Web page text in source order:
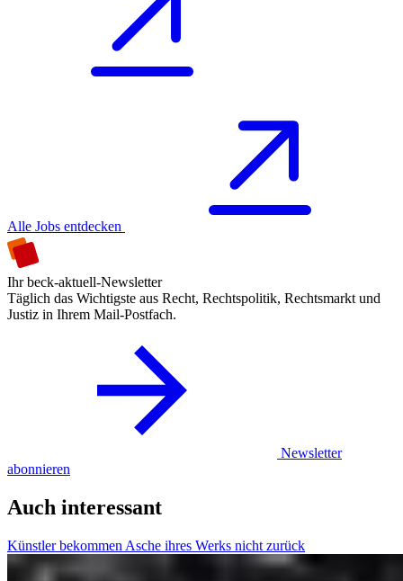
Alle Jobs entdecken
Ihr beck-aktuell-Newsletter
Täglich das Wichtigste aus Recht, Rechtspolitik, Rechtsmarkt und
Justiz in Ihrem Mail-Postfach.
Newsletter
abonnieren
Auch interessant
Künstler bekommen Asche ihres Werks nicht zurück